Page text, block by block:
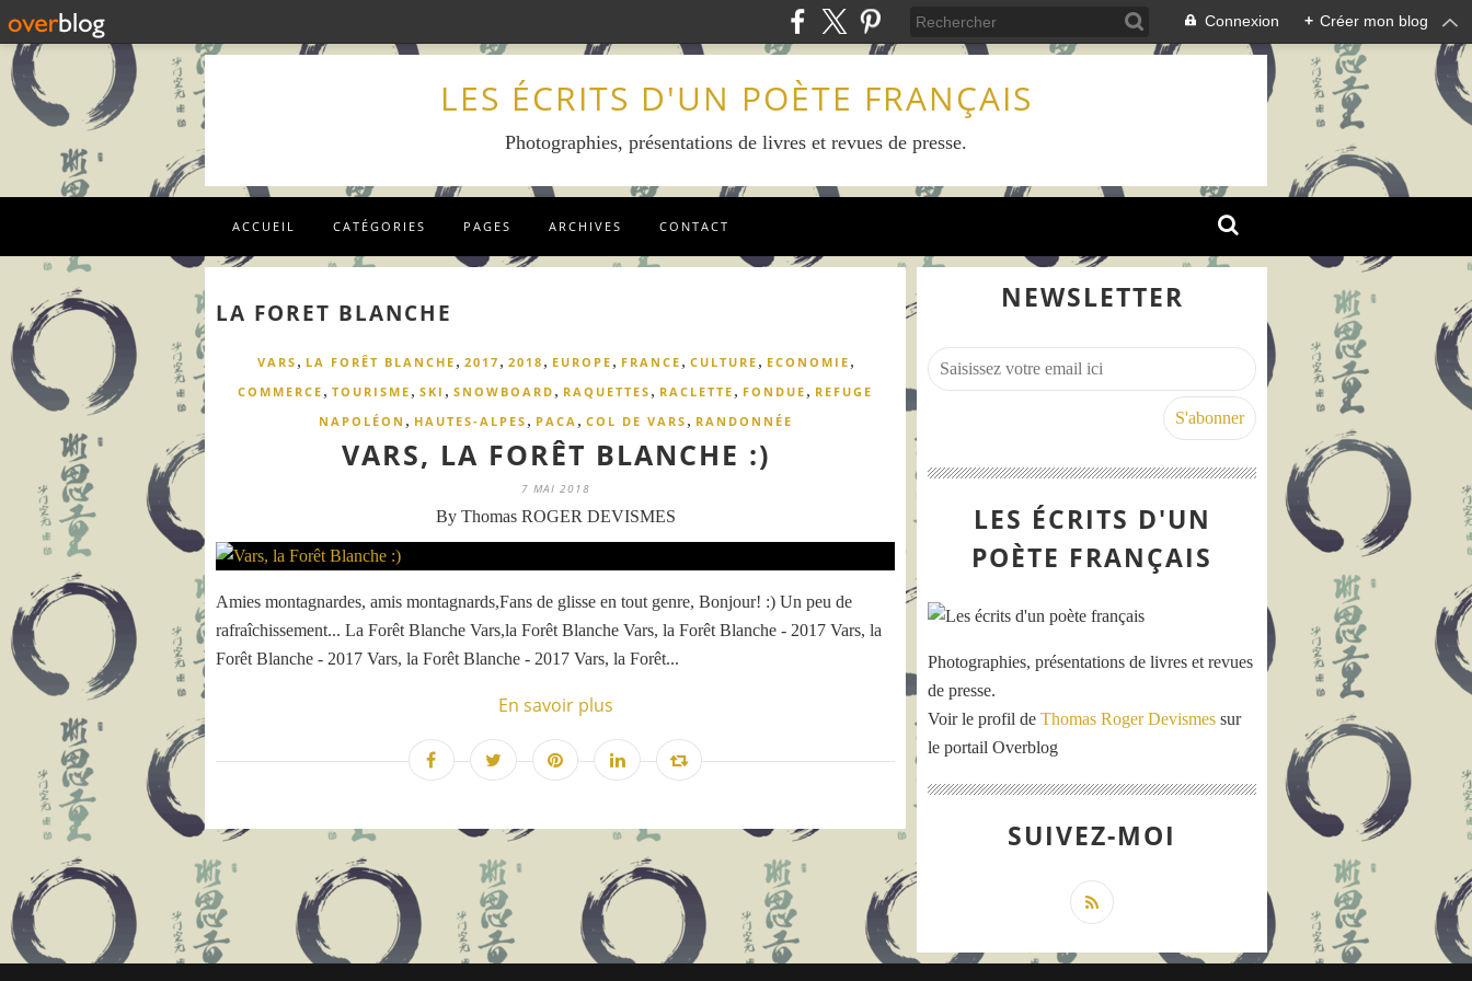
Connexion + Créer mon blog
LES ÉCRITS D'UN POÈTE FRANÇAIS
Photographies, présentations de livres et revues de presse.
ACCUEIL CATÉGORIES PAGES ARCHIVES CONTACT
LA FORET BLANCHE
VARS , LA FORÊT BLANCHE , 2017 , 2018 , EUROPE , FRANCE , CULTURE , ECONOMIE ,
COMMERCE , TOURISME , SKI , SNOWBOARD , RAQUETTES , RACLETTE , FONDUE , REFUGE
NAPOLÉON , HAUTES-ALPES , PACA , COL DE VARS , RANDONNÉE
VARS, LA FORÊT BLANCHE :)
7 MAI 2018
By Thomas ROGER DEVISMES
Amies montagnardes, amis montagnards,Fans de glisse en tout genre, Bonjour! :) Un peu de
rafraîchissement... La Forêt Blanche Vars,la Forêt Blanche Vars, la Forêt Blanche - 2017 Vars, la
Forêt Blanche - 2017 Vars, la Forêt Blanche - 2017 Vars, la Forêt...
En savoir plus
NEWSLETTER
LES ÉCRITS D'UN
POÈTE FRANÇAIS
Photographies, présentations de livres et revues
de presse.
Voir le profil de Thomas Roger Devismes sur
le portail Overblog
SUIVEZ-MOI